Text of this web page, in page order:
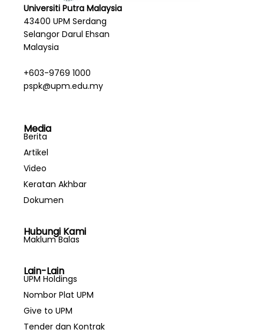
Universiti Putra Malaysia
43400 UPM Serdang
Selangor Darul Ehsan
Malaysia
+603-9769 1000
pspk@upm.edu.my
Media
Berita
Artikel
Video
Keratan Akhbar
Dokumen
Hubungi Kami
Maklum Balas
Lain-Lain
UPM Holdings
Nombor Plat UPM
Give to UPM
Tender dan Kontrak